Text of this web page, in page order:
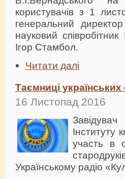
користувачів з 1
генеральний
науковий
Ігор Стамбол.
Читати далі
Таємниці українських
16 Листопад 2016
Завідувач
Інституту
участь в
Українському радіо